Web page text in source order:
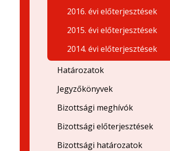
2016. évi előterjesztések
2015. évi előterjesztések
2014. évi előterjesztések
Határozatok
Jegyzőkönyvek
Bizottsági meghívók
Bizottsági előterjesztések
Bizottsági határozatok